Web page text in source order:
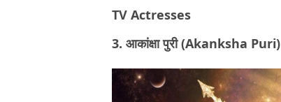
TV Actresses
3. आकांक्षा पुरी (Akanksha Puri)